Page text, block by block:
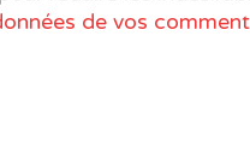
de vos